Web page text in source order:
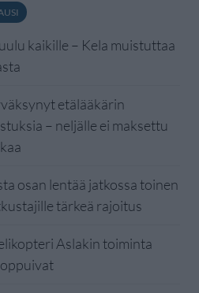
kaikille – Kela muistuttaa
etälääkärin
– neljälle ei maksettu
osan lentää jatkossa toinen
tärkeä rajoitus
Aslakin toiminta